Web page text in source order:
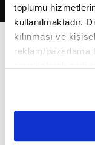
toplumu
kullanılmaktadır.
kılınması ve
reklam/pazarlama
belirleyebilirsiniz.
Ayarlar butonuna
Metnimizi ziyaret
6698 sayılı Kişisel